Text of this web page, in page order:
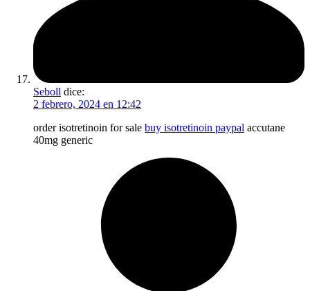
Seboll dice:
2 febrero, 2024 en 12:42
order isotretinoin for sale buy isotretinoin paypal accutane
40mg generic